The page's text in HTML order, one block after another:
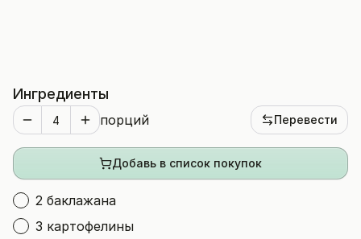
Ингредиенты
порций Перевести
Добавь в список покупок
2 баклажана
3 картофелины